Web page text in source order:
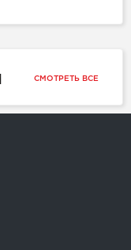
СМОТРЕТЬ ВСЕ